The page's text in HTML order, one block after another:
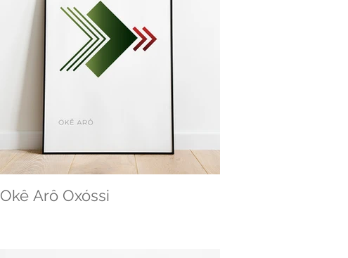
Okê Arô Oxóssi